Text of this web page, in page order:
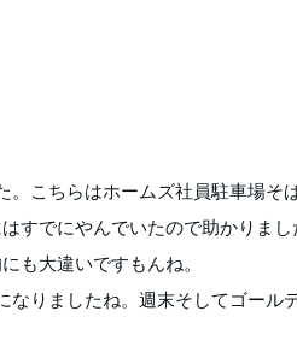
こちらはホームズ社員駐車場そ
すでにやんでいたので助かりま
も大違いですもんね。
りましたね。週末そしてゴール